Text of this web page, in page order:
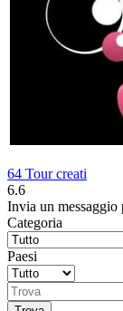
64 Tour creati
6.6
Invia un messaggio
Categoria
Paesi